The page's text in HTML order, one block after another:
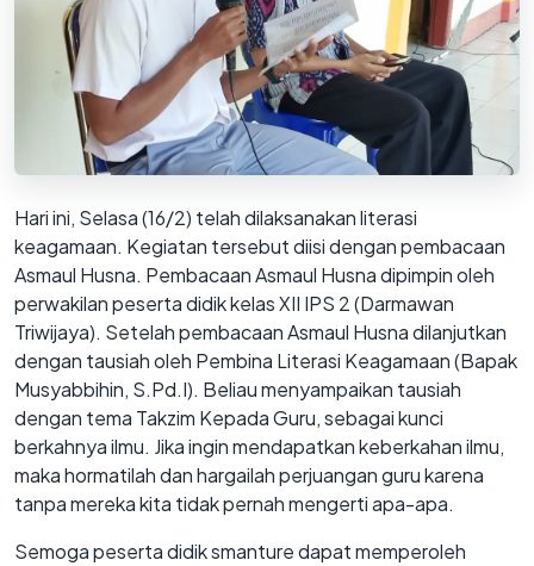
Hari ini, Selasa (16/2) telah dilaksanakan literasi
keagamaan. Kegiatan tersebut diisi dengan pembacaan
Asmaul Husna. Pembacaan Asmaul Husna dipimpin oleh
perwakilan peserta didik kelas XII IPS 2 (Darmawan
Triwijaya). Setelah pembacaan Asmaul Husna dilanjutkan
dengan tausiah oleh Pembina Literasi Keagamaan (Bapak
Musyabbihin, S.Pd.I). Beliau menyampaikan tausiah
dengan tema Takzim Kepada Guru, sebagai kunci
berkahnya ilmu. Jika ingin mendapatkan keberkahan ilmu,
maka hormatilah dan hargailah perjuangan guru karena
tanpa mereka kita tidak pernah mengerti apa-apa.
Semoga peserta didik smanture dapat memperoleh